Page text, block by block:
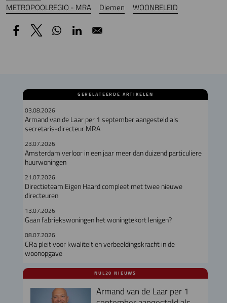
METROPOOLREGIO - MRA Diemen WOONBELEID
GERELATEERDE ARTIKELEN
03.08.2026
Armand van de Laar per 1 september aangesteld als
secretaris-directeur MRA
23.07.2026
Amsterdam verloor in een jaar meer dan duizend particuliere
huurwoningen
21.07.2026
Directieteam Eigen Haard compleet met twee nieuwe
directeuren
13.07.2026
Gaan fabriekswoningen het woningtekort lenigen?
08.07.2026
CRa pleit voor kwaliteit en verbeeldingskracht in de
woonopgave
NUL20 NIEUWS
Armand van de Laar per 1